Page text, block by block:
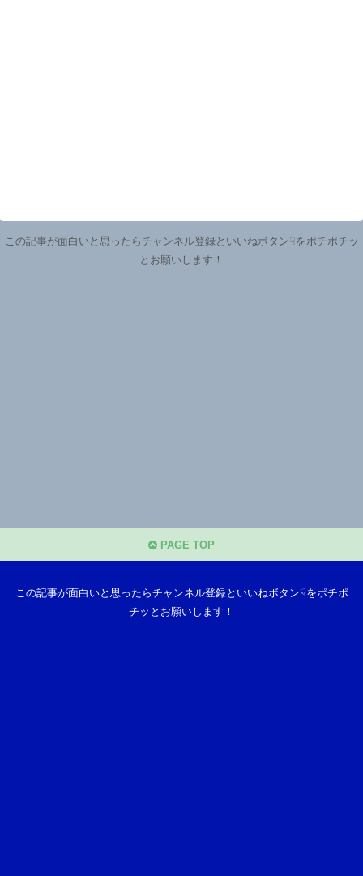
この記事が面白いと思ったらチャンネル登録といいねボタン☟をポチポチッ
とお願いします！
PAGE TOP
この記事が面白いと思ったらチャンネル登録といいねボタン☟をポチポ
チッとお願いします！